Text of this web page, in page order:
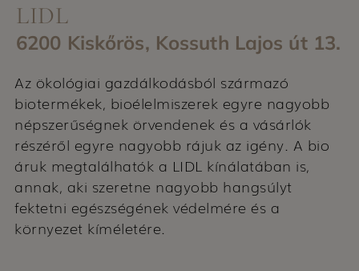
LIDL
6200 Kiskőrös, Kossuth Lajos út 13.
Az ökológiai gazdálkodásból származó
biotermékek, bioélelmiszerek egyre nagyobb
népszerűségnek örvendenek és a vásárlók
részéről egyre nagyobb rájuk az igény. A bio
áruk megtalálhatók a LIDL kínálatában is,
annak, aki szeretne nagyobb hangsúlyt
fektetni egészségének védelmére és a
környezet kíméletére.